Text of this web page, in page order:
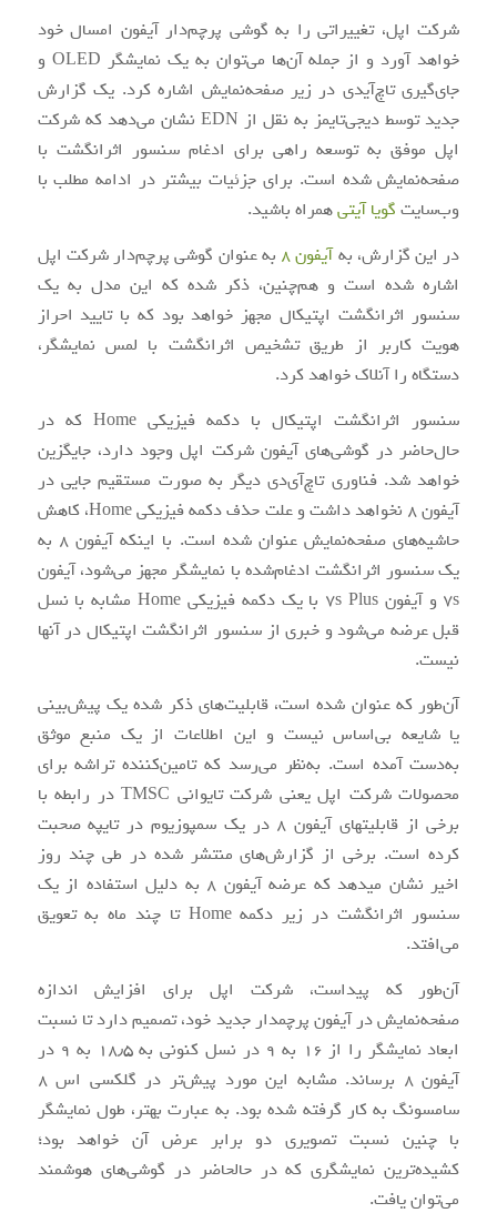
شرکت اپل، تغییراتی را به گوشی‌ پرچم‌دار آیفون امسال خود
خواهد آورد و از جمله آن‌ها می‌توان به یک نمایشگر OLED و
جای‌گیری تاچ‌آی‎دی در زیر صفحه‌نمایش اشاره کرد. یک گزارش
جدید توسط دیجی‌تایمز به نقل از EDN نشان می‌دهد که شرکت
اپل موفق به توسعه راهی برای ادغام سنسور اثرانگشت با
صفحه‌نمایش شده است. برای جزئیات بیشتر در ادامه مطلب با
وب‌سایت گویا آی‎تی
همراه باشید.
در این گزارش، بهآیفون ۸
به عنوان گوشی پرچم‌دار شرکت اپل
اشاره شده است و هم‌چنین، ذکر شده که این مدل به یک
سنسور اثرانگشت اپتیکال مجهز خواهد بود که با تایید احراز
هویت کاربر از طریق تشخیص اثرانگشت با لمس نمایشگر،
دستگاه را آنلاک خواهد کرد.
سنسور اثرانگشت اپتیکال با دکمه فیزیکی Home که در
حال‌حاضر در گوشی‌های آیفون شرکت اپل وجود دارد، جایگزین
خواهد شد. فناوری تاچ‌آی‌دی دیگر به صورت مستقیم جایی در
آیفون ۸ نخواهد داشت و علت حذف دکمه فیزیکی Home، کاهش
حاشیه‌های صفحه‌نمایش عنوان شده است. با اینکه آیفون ۸ به
یک سنسور اثرانگشت ادغام‌شده با نمایشگر مجهز می‌شود، آیفون
۷s و آیفون ۷s Plus با یک دکمه فیزیکی Home مشابه با نسل
قبل عرضه می‌شود و خبری از سنسور اثرانگشت اپتیکال در آن‎ها
نیست.
آن‌طور که عنوان شده است، قابلیت‌های ذکر شده یک پیش‌بینی
یا شایعه بی‌اساس نیست و این اطلاعات از یک منبع موثق
به‌دست آمده است. به‌نظر می‌رسد که تامین‌کننده تراشه برای
محصولات شرکت اپل یعنی شرکت تایوانی TMSC در رابطه با
برخی از قابلیت‎های آیفون ۸ در یک سمپوزیوم در تایپه صحبت
کرده است. برخی از گزارش‌های منتشر شده در طی چند روز
اخیر نشان می‎دهد که عرضه آیفون ۸ به دلیل استفاده از یک
سنسور اثرانگشت در زیر دکمه Home تا چند ماه به تعویق
می‌افتد.
آن‌طور که پیداست، شرکت اپل برای افزایش اندازه
صفحه‌نمایش در آیفون پرچم‎دار جدید خود، تصمیم دارد تا نسبت
ابعاد نمایشگر را از ۱۶ به ۹ در نسل کنونی به ۱۸٫۵ به ۹ در
آیفون ۸ برساند. مشابه این مورد پیش‌تر در گلکسی اس ۸
سامسونگ به کار گرفته شده بود. به عبارت بهتر، طول نمایشگر
با چنین نسبت تصویری دو برابر عرض آن خواهد بود؛
کشیده‌ترین نمایشگری که در حال‎حاضر در گوشی‌های هوشمند
می‌توان یافت.